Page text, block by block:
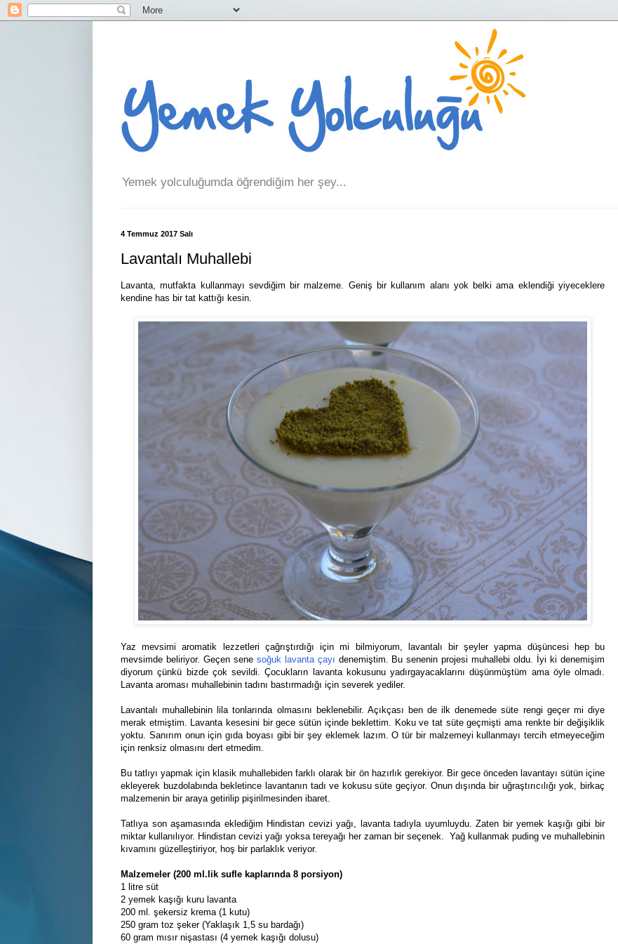
Yemek yolculuğumda öğrendiğim her şey...
4 Temmuz 2017 Salı
Lavantalı Muhallebi
Lavanta, mutfakta kullanmayı sevdiğim bir malzeme. Geniş bir kullanım alanı yok belki ama eklendiği yiyeceklere
kendine has bir tat kattığı kesin.
Yaz mevsimi aromatik lezzetleri çağrıştırdığı için mi bilmiyorum, lavantalı bir şeyler yapma düşüncesi hep bu
mevsimde beliriyor. Geçen sene soğuk lavanta çayı denemiştim. Bu senenin projesi muhallebi oldu. İyi ki denemişim
diyorum çünkü bizde çok sevildi. Çocukların lavanta kokusunu yadırgayacaklarını düşünmüştüm ama öyle olmadı.
Lavanta aroması muhallebinin tadını bastırmadığı için severek yediler.
Lavantalı muhallebinin lila tonlarında olmasını beklenebilir. Açıkçası ben de ilk denemede süte rengi geçer mi diye
merak etmiştim. Lavanta kesesini bir gece sütün içinde beklettim. Koku ve tat süte geçmişti ama renkte bir değişiklik
yoktu. Sanırım onun için gıda boyası gibi bir şey eklemek lazım. O tür bir malzemeyi kullanmayı tercih etmeyeceğim
için renksiz olmasını dert etmedim.
Bu tatlıyı yapmak için klasik muhallebiden farklı olarak bir ön hazırlık gerekiyor. Bir gece önceden lavantayı sütün içine
ekleyerek buzdolabında bekletince lavantanın tadı ve kokusu süte geçiyor. Onun dışında bir uğraştırıcılığı yok, birkaç
malzemenin bir araya getirilip pişirilmesinden ibaret.
Tatlıya son aşamasında eklediğim Hindistan cevizi yağı, lavanta tadıyla uyumluydu. Zaten bir yemek kaşığı gibi bir
miktar kullanılıyor. Hindistan cevizi yağı yoksa tereyağı her zaman bir seçenek. Yağ kullanmak puding ve muhallebinin
kıvamını güzelleştiriyor, hoş bir parlaklık veriyor.
Malzemeler (200 ml.lik sufle kaplarında 8 porsiyon)
1 litre süt
2 yemek kaşığı kuru lavanta
200 ml. şekersiz krema (1 kutu)
250 gram toz şeker (Yaklaşık 1,5 su bardağı)
60 gram mısır nişastası (4 yemek kaşığı dolusu)